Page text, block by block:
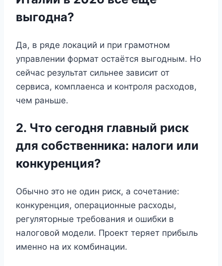
выгодна?
Да, в ряде локаций и при грамотном
управлении формат остаётся выгодным. Но
сейчас результат сильнее зависит от
сервиса, комплаенса и контроля расходов,
чем раньше.
2. Что сегодня главный риск
для собственника: налоги или
конкуренция?
Обычно это не один риск, а сочетание:
конкуренция, операционные расходы,
регуляторные требования и ошибки в
налоговой модели. Проект теряет прибыль
именно на их комбинации.